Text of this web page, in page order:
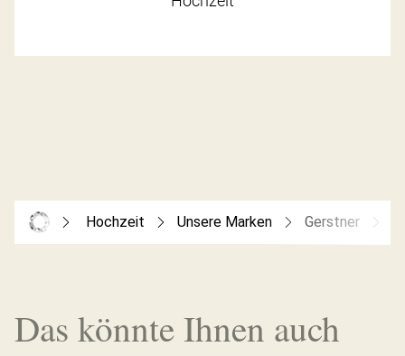
Hochzeit Unsere Marken Gerstner
Das könnte Ihnen auch